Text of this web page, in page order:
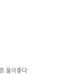
물이좋다